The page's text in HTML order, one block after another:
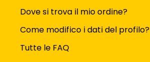
Dove si trova il mio ordine?
Come modifico i dati del profilo?
Tutte le FAQ